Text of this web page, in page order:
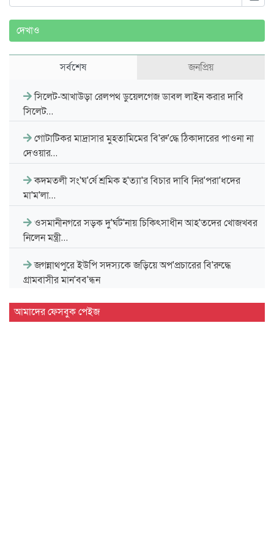
দেখাও
সর্বশেষ জনপ্রিয়
সিলেট-আখাউড়া রেলপথ ডুয়েলগেজ ডাবল লাইন করার দাবি
সিলেট…
গোটাটিকর মাদ্রাসার মুহতামিমের বি'রু'দ্ধে ঠিকাদারের পাওনা না
দেওয়ার…
কদমতলী সং'ঘ'র্ষে শ্রমিক হ'ত্যা'র বিচার দাবি নির'পরা'ধদের
মা'ম'লা…
ওসমানীনগরে সড়ক দু'র্ঘট'নায় চিকিৎসাধীন আহ'তদের খোজখবর
নিলেন মন্ত্রী…
জগন্নাথপুরে ইউপি সদস্যকে জড়িয়ে অপ'প্রচারের বি'রুদ্ধে
গ্রামবাসীর মান'বব'ন্ধন
সিলেট বিভাগীয় সরকারি গণগ্রন্থাগারের জুলাই গণঅভ্যুত্থান দিবস
পালন…
আমাদের ফেসবুক পেইজ